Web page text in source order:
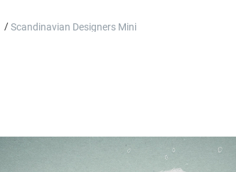
Scandinavian Designers Mini